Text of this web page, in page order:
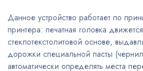
Данное устройство работает по
принтера: печатная головка
стеклотекстолитовой основе,
дорожки специальной пасты
автоматически определять места